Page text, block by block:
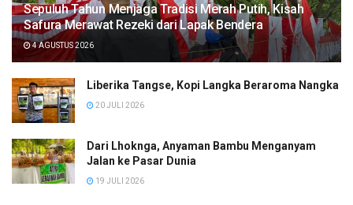
Sepuluh Tahun Menjaga Tradisi Merah Putih, Kisah
Safura Merawat Rezeki dari Lapak Bendera
4 AGUSTUS 2026
Liberika Tangse, Kopi Langka Beraroma Nangka
20 JULI 2026
Dari Lhoknga, Anyaman Bambu Menganyam
Jalan ke Pasar Dunia
19 JULI 2026